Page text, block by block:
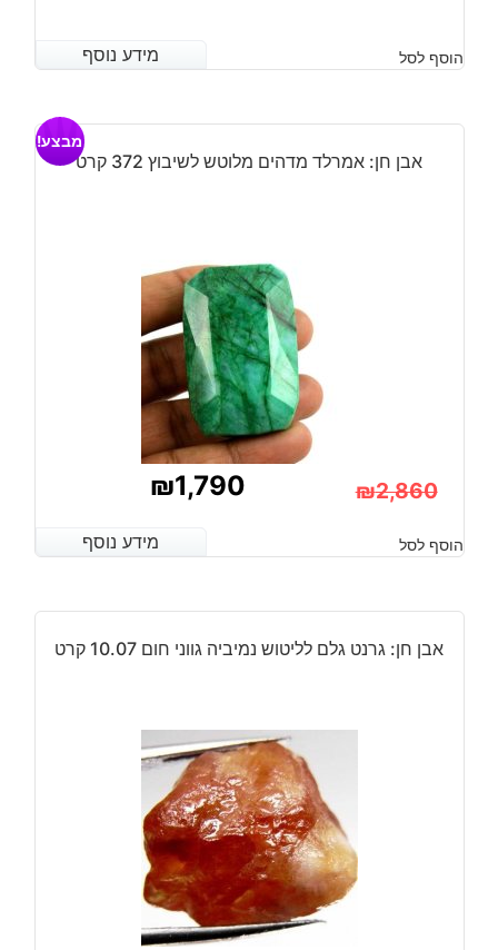
המקורי
₪2,002.
הנוכחי
₪1,120.
מידע נוסף הוסף לסל מידע נוסף
אבן חן: אמרלד מדהים מלוטש לשיבוץ 372 קרט
מבצע!
₪2,860
המקורי
היה:
₪2,860.
₪1,790
הנוכחי
הוא:
₪1,790.
מידע נוסף הוסף לסל מידע נוסף
אבן חן: גרנט גלם לליטוש נמיביה גווני חום 10.07 קרט